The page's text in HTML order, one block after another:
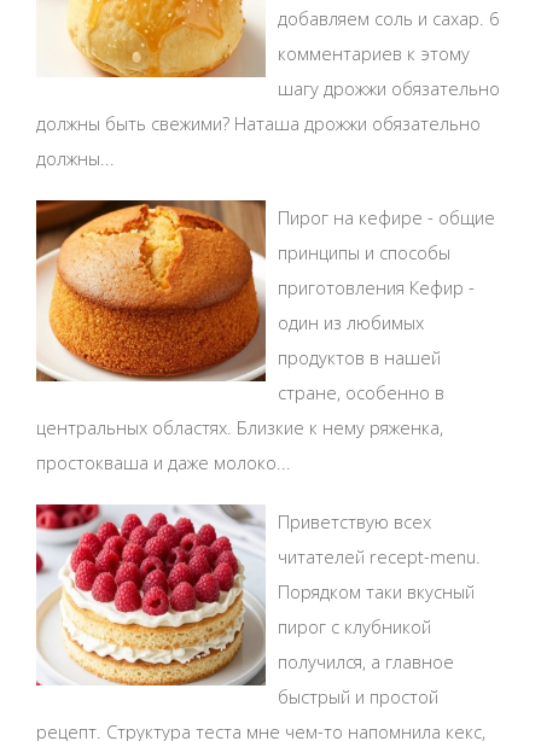
добавляем соль и сахар. 6
комментариев к этому
шагу дрожжи обязательно
должны быть свежими? Наташа дрожжи обязательно
должны...
Пирог на кефире - общие
принципы и способы
приготовления Кефир -
один из любимых
продуктов в нашей
стране, особенно в
центральных областях. Близкие к нему ряженка,
простокваша и даже молоко...
Приветствую всех
читателей recept-menu.
Порядком таки вкусный
пирог с клубникой
получился, а главное
быстрый и простой
рецепт. Структура теста мне чем-то напомнила кекс,